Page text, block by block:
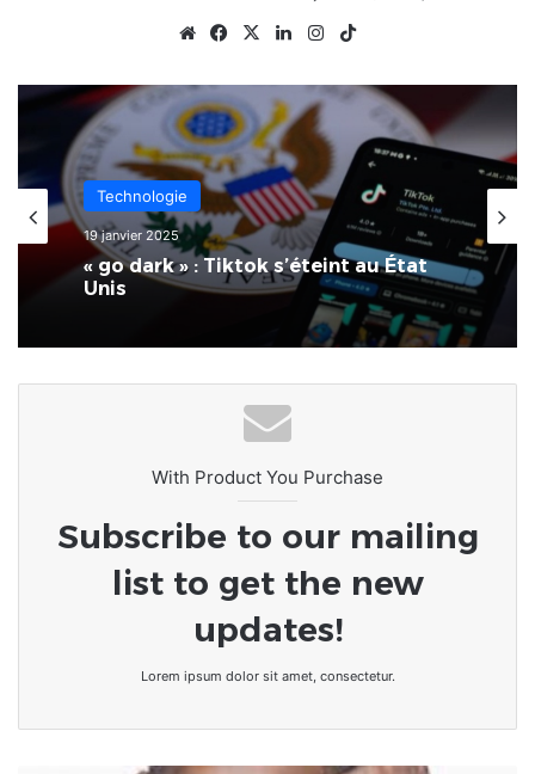
WebsiteFacebook
X LinkedinInstagram
Technologie
19 janvier 2025
« go dark » : Tiktok s’éteint au État
Technologie
3 novembre 2024
Adieu les téléphones portables :
Mark Zuckerberg prévoit une date
de fin et par quoi ils seront
remplacés
With Product You Purchase
Subscribe to our mailing
list to get the new
updates!
Lorem ipsum dolor sit amet, consectetur.